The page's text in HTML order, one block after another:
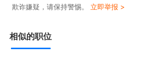
欺诈嫌疑，请保持警惕。 立即举报 >
相似的职位